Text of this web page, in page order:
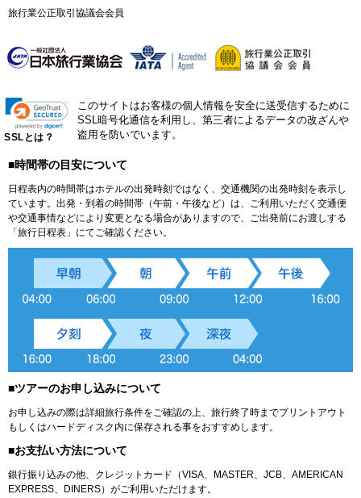
旅行業公正取引協議会会員
SSLとは？
このサイトはお客様の個人情報を安全に送受信するために
SSL暗号化通信を利用し、第三者によるデータの改ざんや
盗用を防いでいます。
■時間帯の目安について
日程表内の時間帯はホテルの出発時刻ではなく、交通機関の出発時刻を表示し
ています。出発・到着の時間帯（午前・午後など）は、ご利用いただく交通便
や交通事情などにより変更となる場合がありますので、ご出発前にお渡しする
「旅行日程表」にてご確認ください。
■ツアーのお申し込みについて
お申し込みの際は詳細旅行条件をご確認の上、旅行終了時までプリントアウト
もしくはハードディスク内に保存される事をおすすめします。
■お支払い方法について
銀行振り込みの他、クレジットカード（VISA、MASTER、JCB、AMERICAN
EXPRESS、DINERS）がご利用いただけます。